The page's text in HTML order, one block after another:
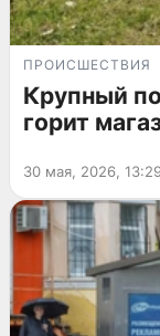
ПРОИСШЕСТВИЯ
Крупный
горит
30 мая, 2026,